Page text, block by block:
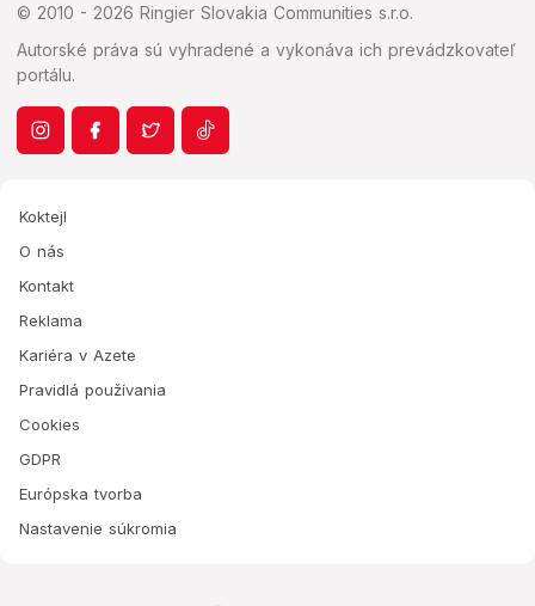
© 2010 - 2026 Ringier Slovakia Communities s.r.o.
Autorské práva sú vyhradené a vykonáva ich prevádzkovateľ
portálu.
Koktejl
O nás
Kontakt
Reklama
Kariéra v Azete
Pravidlá používania
Cookies
GDPR
Európska tvorba
Nastavenie súkromia